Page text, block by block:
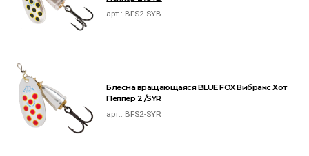
арт.: BFS2-SYB
Блесна вращающаяся BLUE FOX Вибракс Хот
Пеппер 2 /SYR
арт.: BFS2-SYR